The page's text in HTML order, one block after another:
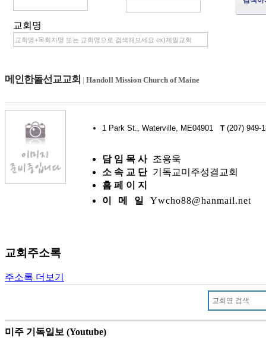
교회명
메인한돌선교교회 | Handoll Mission Church of Maine
1 Park St., Waterville, ME04901 T(207) 949-
담 임 목 사 조용욱
소 속 교 단 기독교미주성결교회
홈 페 이 지
이 메 일
Ywcho88@hanmail.net
교회주소록
주소록 더보기
미주 기독일보 (Youtube)